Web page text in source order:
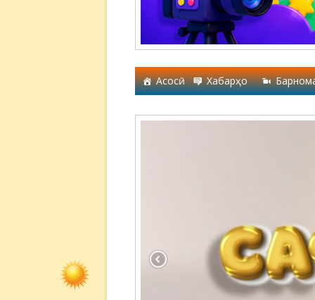
Асосӣ Хабарҳо